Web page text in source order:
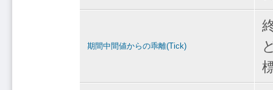
期間中間値からの乖離(Tick)